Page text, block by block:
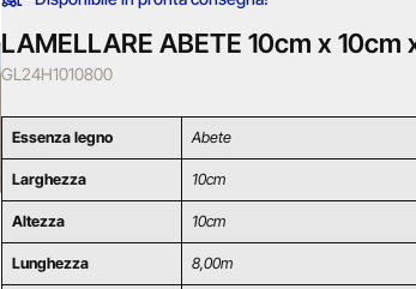
LAMELLARE ABETE 10cm x 10cm
GL24H1010800
Essenza legno Abete
Larghezza 10cm
Altezza 10cm
Lunghezza 8,00m